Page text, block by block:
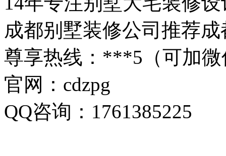
成都别墅装修公司推荐
尊享热线：***5（可加
官网：cdzpg
QQ咨询：1761385225